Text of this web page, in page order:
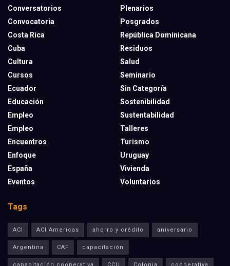
Conversatorios
Convocatoria
Costa Rica
Cuba
Cultura
Cursos
Ecuador
Educación
Empleo
Empleo
Encuentros
Enfoque
España
Eventos
Plenarios
Posgrados
República Dominicana
Residuos
Salud
Seminario
Sin Categoría
Sostenibilidad
Sustentabilidad
Talleres
Turismo
Uruguay
Vivienda
Voluntarios
Tags
ACI ACI Americas ahorro y crédito aniversario
Argentina CAF capacitación